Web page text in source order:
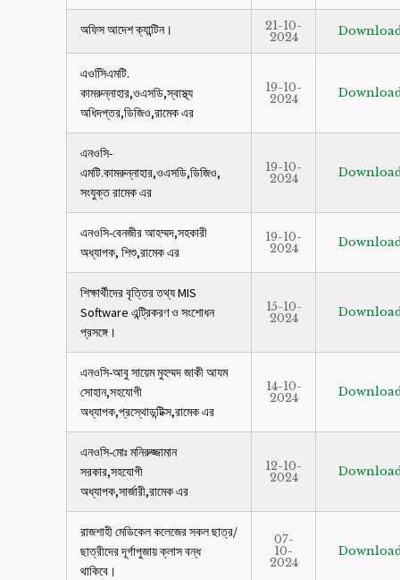
অফিস আদেশ ক্যান্টিন। 21-10-
2024
এওসিিএমটি.
কামরুন্নাহার,ওএসডি,স্বাস্থ্য
অধিদপ্তর,ডিজিও,রামেক এর
19-10-
2024
এনওসি-
এমটি.কামরুন্নাহার,ওএসডি,ডিজিও,
সংযুক্ত রামেক এর
19-10-
2024
এনওসি-বেনজীর আহম্মদ,সহকারী
অধ্যাপক, শিশু,রামেক এর
19-10-
2024
শিক্ষার্থীদের বৃত্তির তথ্য MIS
Software এন্ট্রিকরণ ও সংশোধন
প্রসঙ্গে।
15-10-
2024
এনওসি-আবু সায়েম মুহম্মদ জাকী আযম
সোহান,সহযোগী
অধ্যাপক,প্রস্থোডন্টিক্স,রামেক এর
14-10-
2024
এনওসি-মোঃ মনিরুজ্জামান
সরকার,সহযোগী
অধ্যাপক,সার্জারী,রামেক এর
12-10-
2024
রাজশাহী মেডিকেল কলেজের সকল ছাত্র/
ছাত্রীদের দূর্গাপুজায় ক্লাস বন্ধ
থাকিবে।
07-
10-
2024